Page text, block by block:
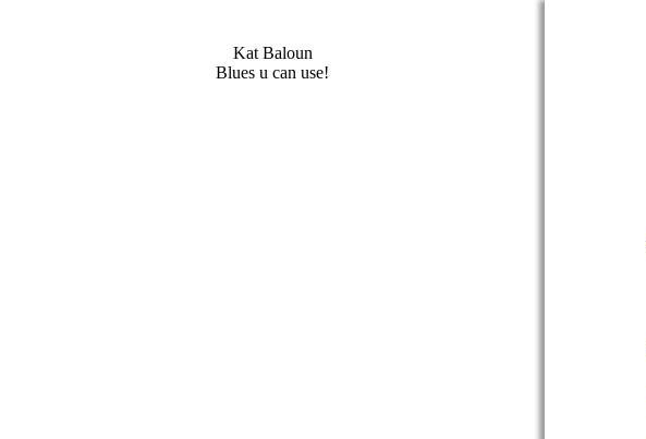
Kat Baloun
Blues u can use!